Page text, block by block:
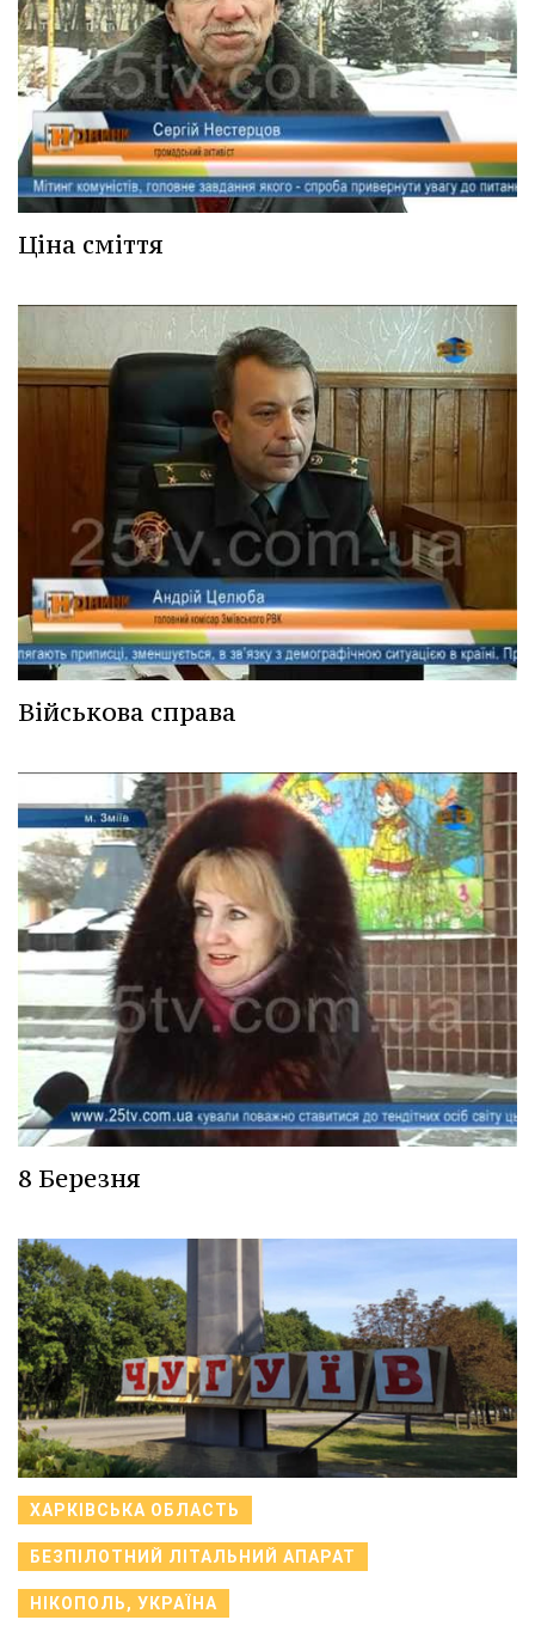
Ціна сміття
Військова справа
8 Березня
ХАРКІВСЬКА ОБЛАСТЬ
БЕЗПІЛОТНИЙ ЛІТАЛЬНИЙ АПАРАТ
НІКОПОЛЬ, УКРАЇНА